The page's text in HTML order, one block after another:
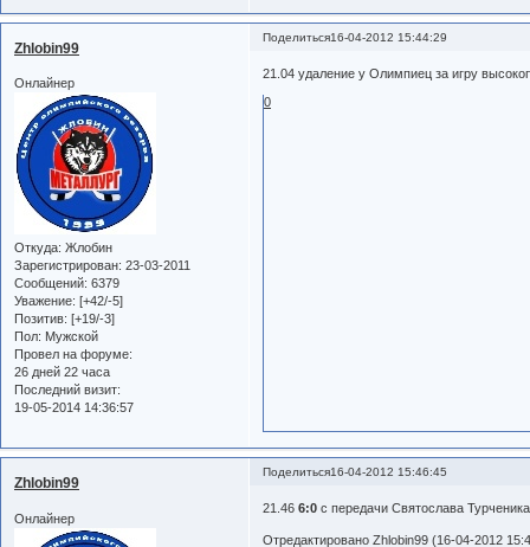
Поделиться16-04-2012 15:44:29
Zhlobin99
Онлайнер
Откуда: Жлобин
Зарегистрирован: 23-03-2011
Сообщений: 6379
Уважение: [+42/-5]
Позитив: [+19/-3]
Пол: Мужской
Провел на форуме:
26 дней 22 часа
Последний визит:
19-05-2014 14:36:57
21.04 удаление у Олимпиец за игру
0
Поделиться16-04-2012 15:46:45
Zhlobin99
Онлайнер
21.466:0 с передачи Святослава
Отредактировано Zhlobin99 (16-04-2012